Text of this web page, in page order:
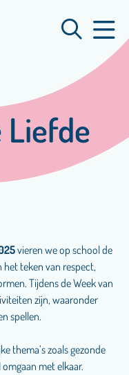
Liefde
vieren we op school de
het teken van respect,
Tijdens de Week van
zijn, waaronder
spellen.
thema’s zoals gezonde
met elkaar.